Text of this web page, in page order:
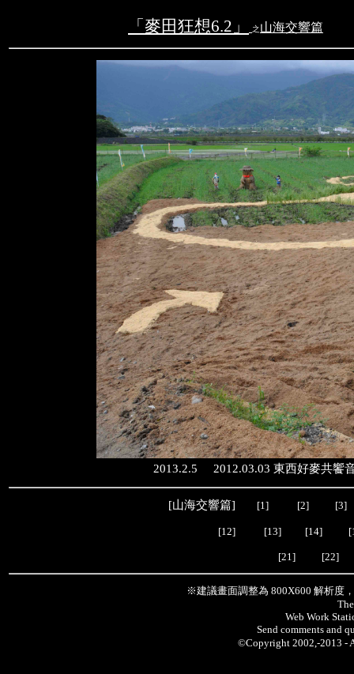
「 麥田狂想6.2 」 之山海交響篇
2013.2.5 2012.03.03 東西好麥共饗
[山海交響篇] [1] [2] [3]
[12] [13] [14]
[21] [22]
※建議畫面調整為 800X600 解析度
Web Work
Send comments and
©Copyright 2002,-2013 -